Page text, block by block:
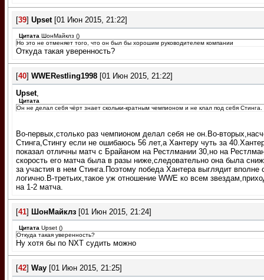
[39] Upset[01 Июн 2015, 21:22]
Цитата ШонМайклз ()
Но это не отменяет того, что он был бы хорошим руководителем компании
Откуда такая уверенность?
[40] WWERestling1998 [01 Июн 2015, 21:22]
Upset,
Цитата
Он не делал себя чёрт знает скольки-кратным чемпионом и не клал под себя Стинга.
Во-первых,столько раз чемпионом делал себя не он.Во-
Стинга,Стингу если не ошибаюсь 56 лет,а Хантеру чуть за
показал отличны матч с Брайаном на Рестлмании 30,но на
скорость его матча была в разы ниже,следовательно она была
за участия в нем Стинга.Поэтому победа Хантера выглядит вполне
логично.В-третьих,такое уж отношение WWE ко всем
на 1-2 матча.
[41] ШонМайклз [01 Июн 2015, 21:24]
Цитата Upset ()
Откуда такая уверенность?
Ну хотя бы по NXT судить можно
[42] Way [01 Июн 2015, 21:25]